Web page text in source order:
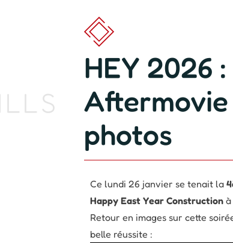
HEY 2026 :
photos
Ce lundi 26 janvier se tenait la
Happy East Year Construction à
Retour en images sur cette
belle réussite :